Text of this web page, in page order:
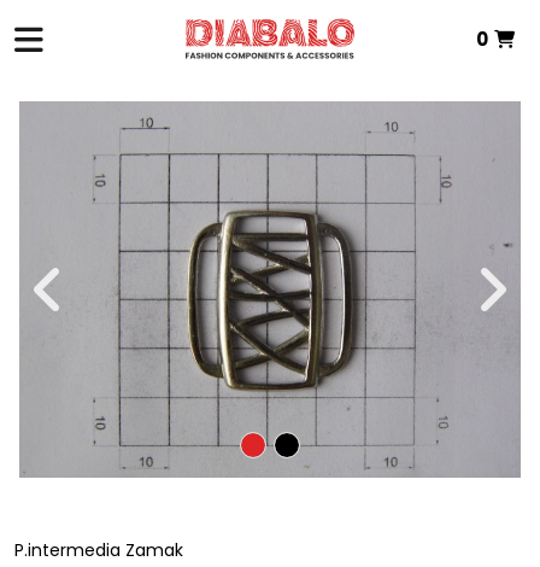
0
VER CESTA
P.intermedia Zamak